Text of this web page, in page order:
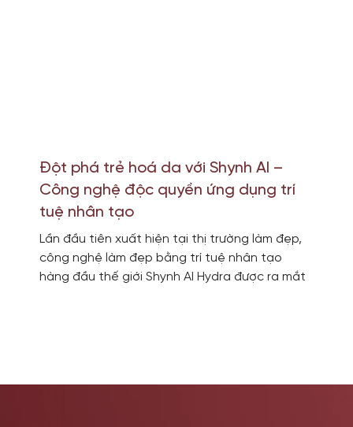
Đột phá trẻ hoá da với Shynh AI –
Công nghệ độc quyền ứng dụng trí
tuệ nhân tạo
Lần đầu tiên xuất hiện tại thị trường làm đẹp,
công nghệ làm đẹp bằng trí tuệ nhân tạo
hàng đầu thế giới Shynh AI Hydra được ra mắt